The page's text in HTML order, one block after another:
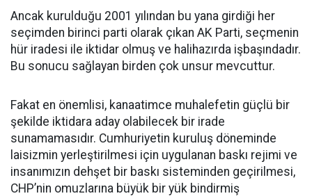
Ancak kurulduğu 2001 yılından bu yana girdiği her
seçimden birinci parti olarak çıkan AK Parti, seçmenin
hür iradesi ile iktidar olmuş ve halihazırda işbaşındadır.
Bu sonucu sağlayan birden çok unsur mevcuttur.
Fakat en önemlisi, kanaatimce muhalefetin güçlü bir
şekilde iktidara aday olabilecek bir irade
sunamamasıdır. Cumhuriyetin kuruluş döneminde
laisizmin yerleştirilmesi için uygulanan baskı rejimi ve
insanımızın dehşet bir baskı sisteminden geçirilmesi,
CHP’nin omuzlarına büyük bir yük bindirmiş